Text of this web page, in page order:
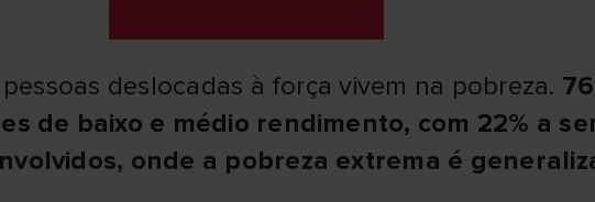
deslocadas à força vivem na pobreza.
de baixo e médio rendimento, com 22% a
onde a pobreza extrema é